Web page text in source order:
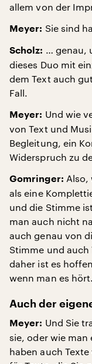
allem von der
Meyer: Sie sind
Scholz: … genau,
dieses Duo mit
dem Text auch
Fall.
Meyer: Und wie
von Text und
Begleitung, ein
Widerspruch zu
Gomringer: Also,
als eine
und die Stimme
man auch nicht
auch genau von
Stimme und
daher ist es
wenn man es hört.
Auch der
Meyer: Und Sie
sie, oder wie
haben auch